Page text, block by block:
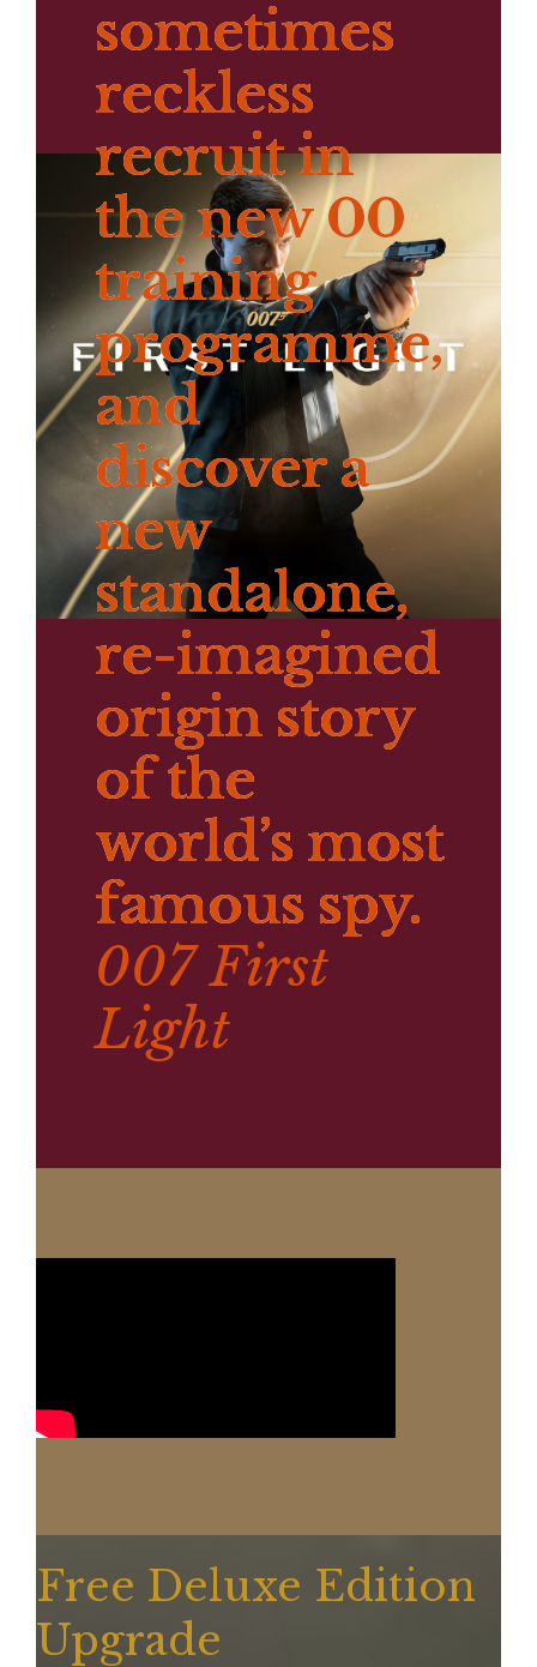
sometimes
reckless
recruit in
the new 00
training
programme,
and
discover a
new
standalone,
re-imagined
origin story
of the
world’s most
famous spy.
007 First
Light
Free Deluxe Edition
Upgrade